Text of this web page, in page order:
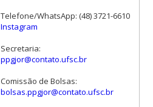
Telefone/WhatsApp: (48) 3721-6610
Instagram
Secretaria:
ppgjor@contato.ufsc.br
Comissão de Bolsas:
bolsas.ppgjor@contato.ufsc.br